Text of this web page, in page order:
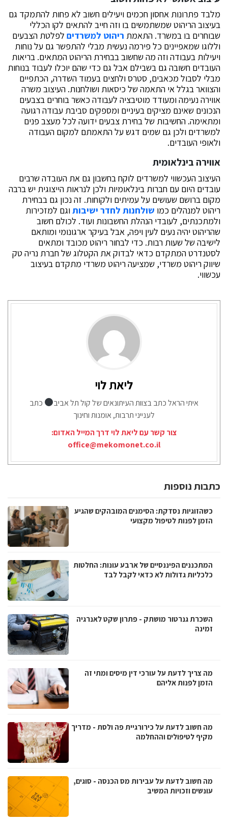
מלבד פתרונות אחסון חכמים ויעילים חשוב לא פחות להתמקד גם
בעיצוב הריהוט שמשתמשים בו וזה חייב להתאים לקו הכללי
שבוחרים בו במשרד. התאמת ריהוט למשרדים לפלטת הצבעים
וללוגו שמאפיינים כל פירמה נעשית מבלי להתפשר גם על נוחות
ויעילות בעבודה וזה מה שחשוב בבחירת הריהוט המתאים. בריאות
העובדים חשובה גם בשבילם אבל גם כדי שהם יוכלו לעבוד בנוחות
מבלי לסבול מכאבים, סטרס ולחצים בעמוד השדרה, הכתפיים
והצוואר בגלל אי התאמה של כיסאות ושולחנות. העיצוב משרה
אווירה נעימה ומעודד מוטיבציה לעבודה כאשר בוחרים בצבעים
הנכונים שאינם מציקים בעיניים ומספקים סביבת עבודה רגועה
ומתאימה. החשיבות של בחירת צבעים ידועה לכל מעצב פנים
למשרדים ולכן גם שמים דגש על התאמתם למקום העבודה
ולאופי העובדים.
אווירה בינלאומית
העיצוב העכשווי למשרדים לוקח בחשבון גם את העובדה שרבים
עובדים היום עם חברות בינלאומיות ולכן לנראות הייצוגית יש ברבה
מקום ברושם שעושים על עמיתים ולקוחות. זה נכון גם בבחירת
ריהוט למנהלים כמו שולחנות לחדר ישיבותוגם למזכירות
ולמתכנתים, לעובדי הנהלת החשבונות ועוד. לכולם חשוב
שהריהוט יהיה נעים לעין ויפה, אבל בעיקר ארגונומי ומותאם
לישיבה של שעות רבות. כדי לבחור ריהוט מכובד ומתאים
לסטנדרט המתקדם כדאי לבדוק את הקטלוג של חברת נריה טק
שיווק ריהוט משרדי, שמציעה ריהוט משרדי מתקדם בעיצוב
עכשווי.
ליאת לוי
איתי הראל כתב בצוות העיתונאים של קול תל אביב
כתב
לענייני תרבות, אומנות וחינוך
צור קשר עם ליאת לוי דרך המייל האדום:
office@mekomonet.co.il
כתבות נוספות
כשהזוגיות נסדקת: הסימנים המובהקים שהגיע
הזמן לפנות לטיפול מקצועי
המתכננים הפיננסיים של ארבע עונות: החלטות
כלכליות גדולות לא כדאי לקבל לבד
השכרת גנרטור מושתק - פתרון שקט לאנרגיה
זמינה
מה צריך לדעת על עורכי דין מיסים ומתי זה
הזמן לפנות אליהם
מה חשוב לדעת על כירורגיית פה ולסת - מדריך
מקיף לטיפולים וההחלמה
מה חשוב לדעת על עבירות מס הכנסה - סוגים,
עונשים וזכויות המשיב